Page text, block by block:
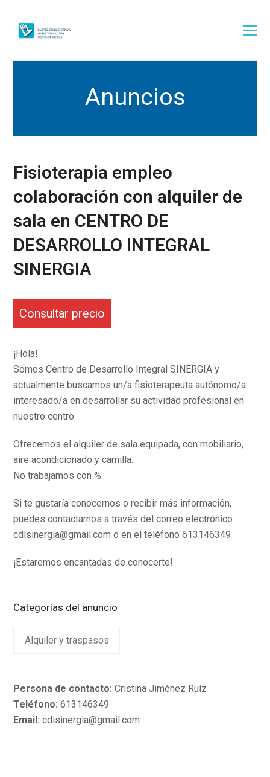
Anuncios
Fisioterapia empleo
colaboración con alquiler de
sala en CENTRO DE
DESARROLLO INTEGRAL
SINERGIA
Consultar precio
¡Hola!
Somos Centro de Desarrollo Integral SINERGIA y
actualmente buscamos un/a fisioterapeuta autónomo/a
interesado/a en desarrollar su actividad profesional en
nuestro centro.
Ofrecemos el alquiler de sala equipada, con mobiliario,
aire acondicionado y camilla.
No trabajamos con %.
Si te gustaría conocernos o recibir más información,
puedes contactarnos a través del correo electrónico
cdisinergia@gmail.com o en el teléfono 613146349
¡Estaremos encantadas de conocerte!
Categorías del anuncio
Alquiler y traspasos
Persona de contacto: Cristina Jiménez Ruíz
Teléfono: 613146349
Email: cdisinergia@gmail.com